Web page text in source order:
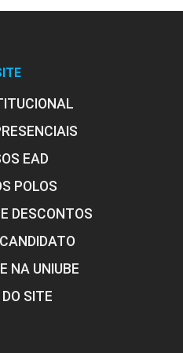
EAD
POLOS
DESCONTOS
NA UNIUBE
SITE